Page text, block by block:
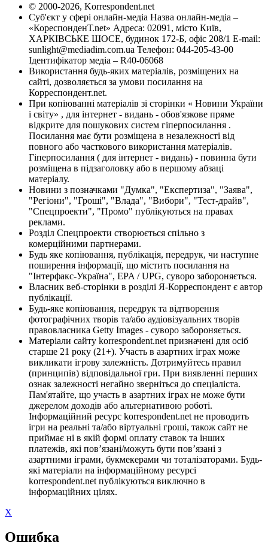
© 2000-2026, Korrespondent.net
Суб'єкт у сфері онлайн-медіа Назва онлайн-медіа –
«КореспонденТ.net» Адреса: 02091, місто Київ,
ХАРКІВСЬКЕ ШОСЕ, будинок 172-Б, офіс 208/1 E-mail:
sunlight@mediadim.com.ua Телефон: 044-205-43-00
Ідентифікатор медіа – R40-06068
Використання будь-яких матеріалів, розміщених на
сайті, дозволяється за умови посилання на
Корреспондент.net.
При копіюванні матеріалів зі сторінки « Новини України
і світу» , для інтернет - видань - обов'язкове пряме
відкрите для пошукових систем гіперпосилання .
Посилання має бути розміщена в незалежності від
повного або часткового використання матеріалів.
Гіперпосилання ( для інтернет - видань) - повинна бути
розміщена в підзаголовку або в першому абзаці
матеріалу.
Новини з позначками "Думка", "Експертиза", "Заява",
"Регіони", "Гроші", "Влада", "Вибори", "Тест-драйв",
"Спецпроекти", "Промо" публікуються на правах
реклами.
Розділ Спецпроекти створюється спільно з
комерційними партнерами.
Будь яке копіювання, публікація, передрук, чи наступне
поширення інформації, що містить посилання на
"Інтерфакс-Україна", EPA / UPG, суворо забороняється.
Власник веб-сторінки в розділі Я-Корреспондент є автор
публікації.
Будь-яке копіювання, передрук та відтворення
фотографічних творів та/або аудіовізуальних творів
правовласника Getty Images - суворо забороняється.
Матеріали сайту korrespondent.net призначені для осіб
старше 21 року (21+). Участь в азартних іграх може
викликати ігрову залежність. Дотримуйтесь правил
(принципів) відповідальної гри. При виявленні перших
ознак залежності негайно зверніться до спеціаліста.
Пам'ятайте, що участь в азартних іграх не може бути
джерелом доходів або альтернативою роботі.
Інформаційний ресурс korrespondent.net не проводить
ігри на реальні та/або віртуальні гроші, також сайт не
приймає ні в якій формі оплату ставок та інших
платежів, які пов’язані/можуть бути пов’язані з
азартними іграми, букмекерами чи тоталізаторами. Будь-
які матеріали на інформаційному ресурсі
korrespondent.net публікуються виключно в
інформаційних цілях.
X
Ошибка